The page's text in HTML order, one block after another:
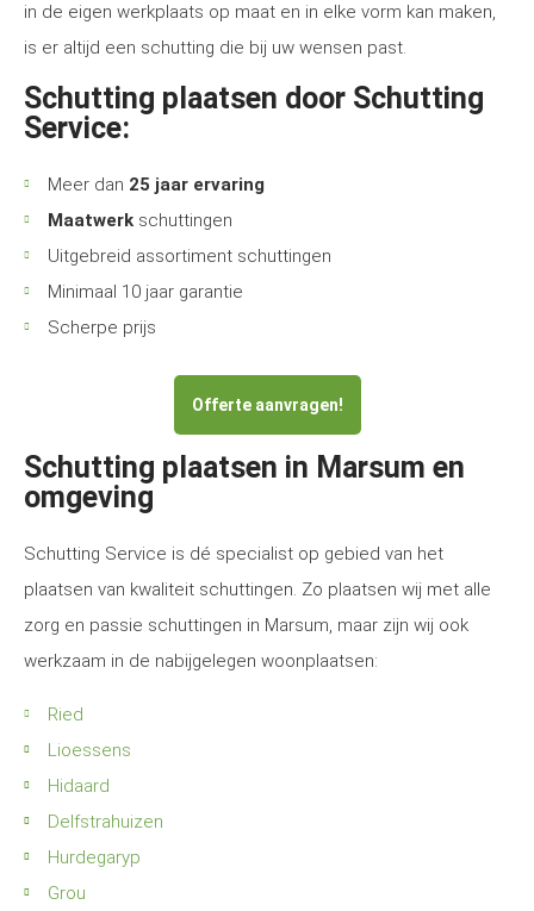
in de eigen werkplaats op maat en in elke vorm kan maken,
is er altijd een schutting die bij uw wensen past.
Schutting plaatsen door Schutting
Service:
Meer dan 25 jaar ervaring
Maatwerk schuttingen
Uitgebreid assortiment schuttingen
Minimaal 10 jaar garantie
Scherpe prijs
Offerte aanvragen!
Schutting plaatsen in Marsum en
omgeving
Schutting Service is dé specialist op gebied van het
plaatsen van kwaliteit schuttingen. Zo plaatsen wij met alle
zorg en passie schuttingen in Marsum, maar zijn wij ook
werkzaam in de nabijgelegen woonplaatsen:
Ried
Lioessens
Hidaard
Delfstrahuizen
Hurdegaryp
Grou